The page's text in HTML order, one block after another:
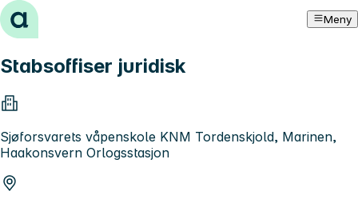
Hopp til innhold Meny
Stabsoffiser juridisk
Sjøforsvarets våpenskole KNM Tordenskjold, Marinen,
Haakonsvern Orlogsstasjon